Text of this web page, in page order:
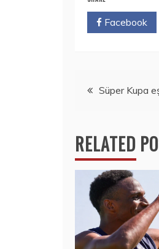
Facebook
YazıSüper Kupa
RELATED